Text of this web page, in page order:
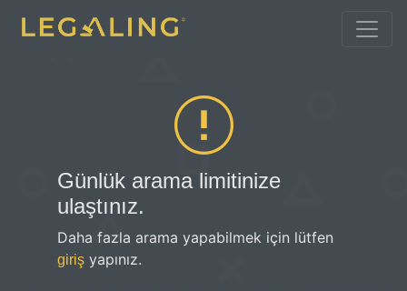
Günlük arama limitinize
ulaştınız.
Daha fazla arama yapabilmek için lütfen
giriş yapınız.